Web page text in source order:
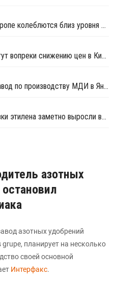
Цены на пропилен в Азии и Европе колеблются близ уровня в USD1000
Мировые котировки ПВХ растут вопреки снижению цен в Китае
Wanhua Chemical остановит завод по производству МДИ в Яньтае для планового ремонта
Мировые и китайские котировки этилена заметно выросли во второй половине июля
азотных
азотных удобрений
планирует на несколько
своей основной
Интерфакс.